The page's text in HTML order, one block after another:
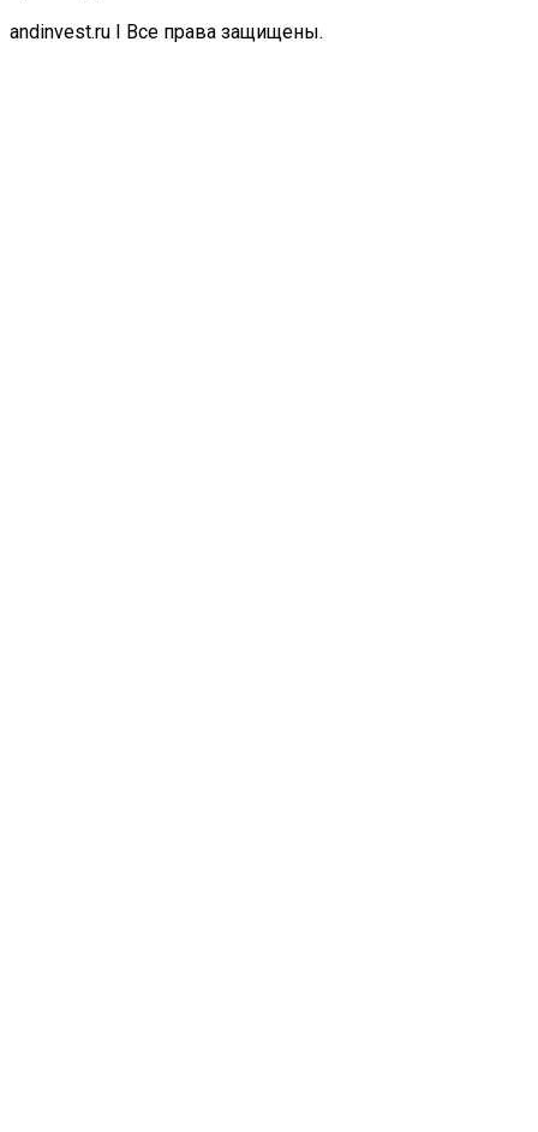
andinvest.ru I Все права защищены.